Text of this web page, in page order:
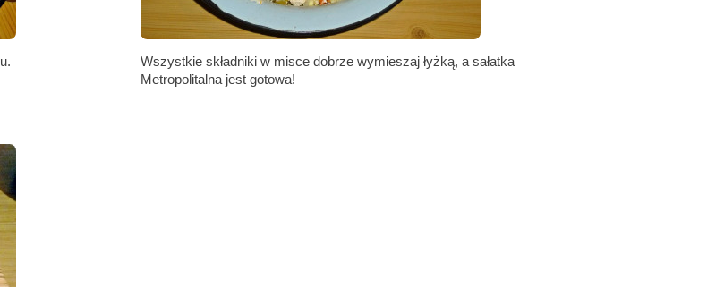
Wszystkie składniki w misce dobrze wymieszaj łyżką, a sałatka
Metropolitalna jest gotowa!